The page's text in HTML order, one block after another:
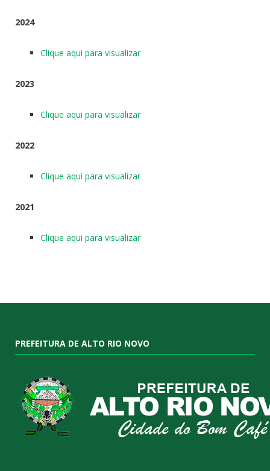
2024
Clique aqui para visualizar
2023
Clique aqui para visualizar
2022
Clique aqui para visualizar
2021
Clique aqui para visualizar
PREFEITURA DE ALTO RIO NOVO